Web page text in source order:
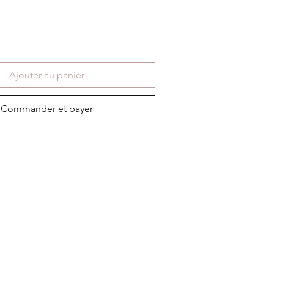
Ajouter au panier
Commander et payer